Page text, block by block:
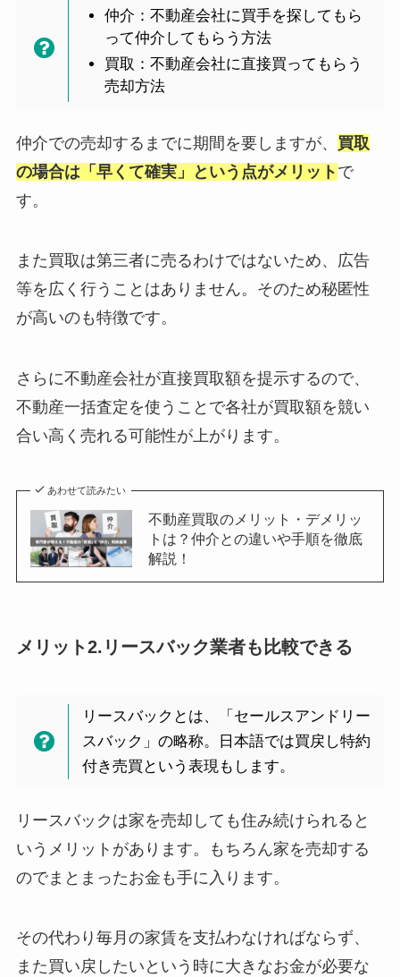
仲介：不動産会社に買手を探してもら
って仲介してもらう方法
買取：不動産会社に直接買ってもらう
売却方法
仲介での売却するまでに期間を要しますが、 買取
の場合は「早くて確実」という点がメリット で
す。
また買取は第三者に売るわけではないため、広告
等を広く行うことはありません。そのため秘匿性
が高いのも特徴です。
さらに不動産会社が直接買取額を提示するので、
不動産一括査定を使うことで各社が買取額を競い
合い高く売れる可能性が上がります。
あわせて読みたい
不動産買取のメリット・デメリッ
トは？仲介との違いや手順を徹底
解説！
メリット2.リースバック業者も比較できる
リースバックとは、「セールスアンドリー
スバック」の略称。日本語では買戻し特約
付き売買という表現もします。
リースバックは家を売却しても住み続けられると
いうメリットがあります。もちろん家を売却する
のでまとまったお金も手に入ります。
その代わり毎月の家賃を支払わなければならず、
また買い戻したいという時に大きなお金が必要な